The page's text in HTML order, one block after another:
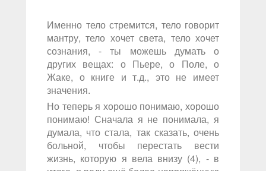
Именно тело стремится, тело говорит
мантру, тело хочет света, тело хочет
сознания, - ты можешь думать о
других вещах: о Пьере, о Поле, о
Жаке, о книге и т.д., это не имеет
значения.
Но теперь я хорошо понимаю, хорошо
понимаю! Сначала я не понимала, я
думала, что стала, так сказать, очень
больной, чтобы перестать вести
жизнь, которую я вела внизу (4), - в